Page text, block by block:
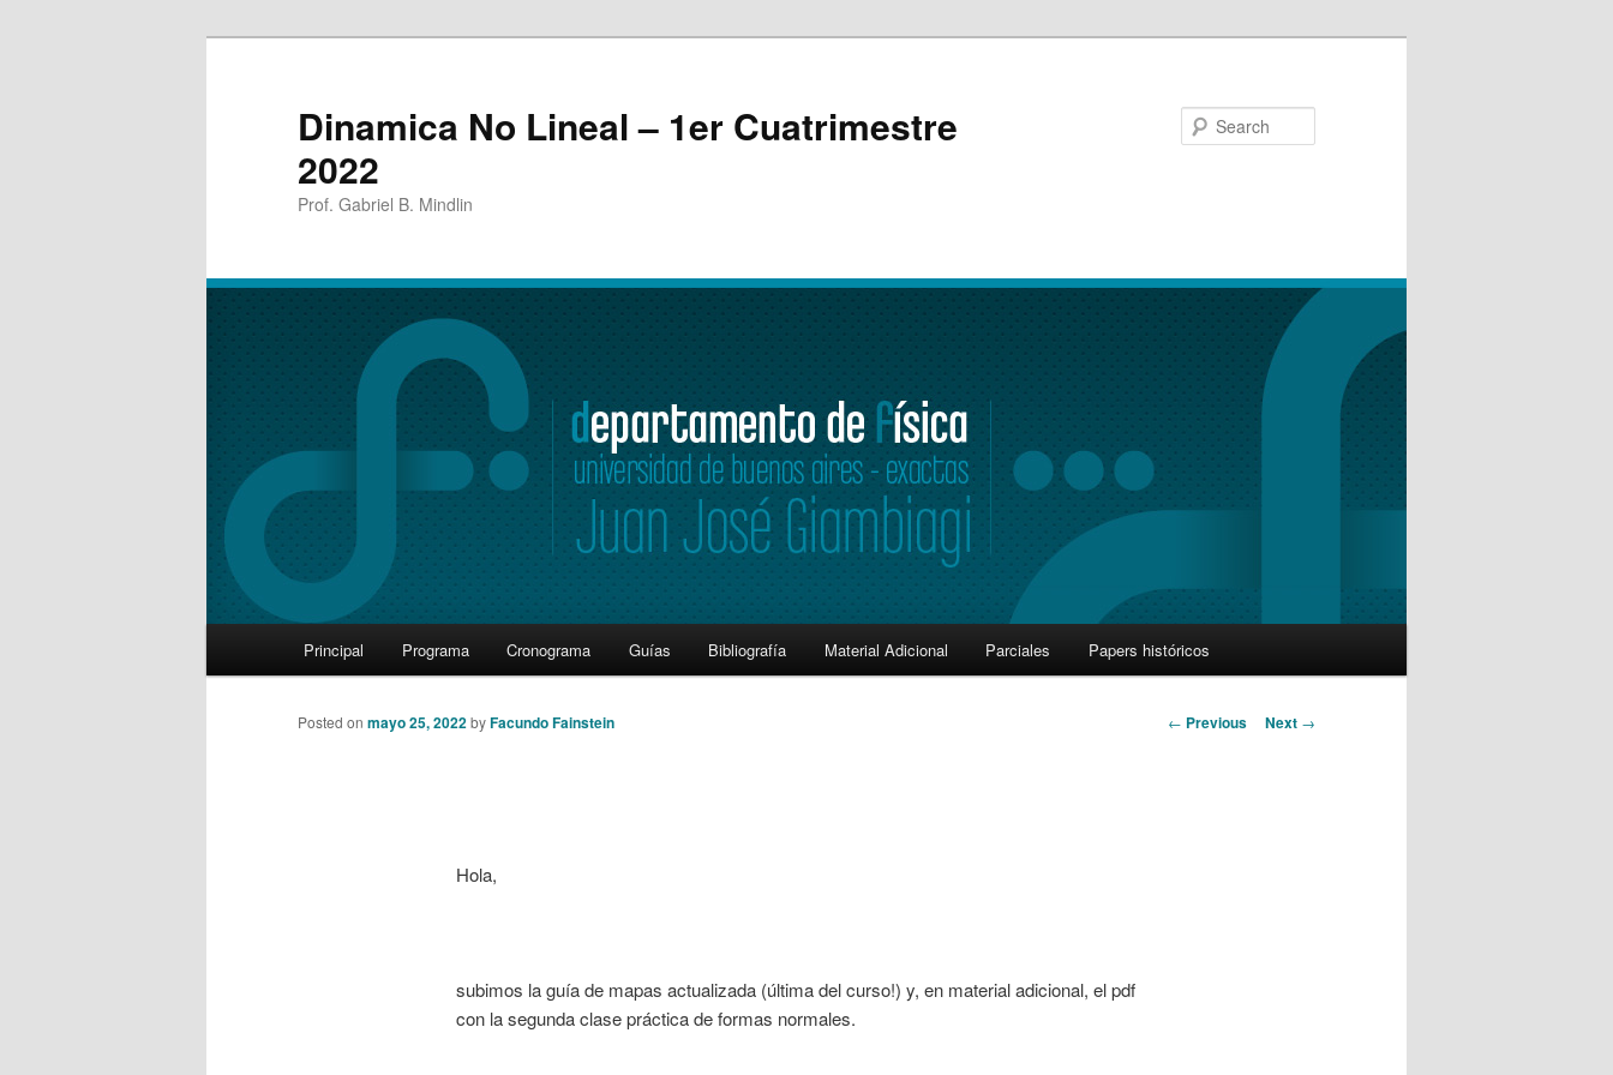
Dinamica No Lineal – 1er Cuatrimestre
2022
Prof. Gabriel B. Mindlin
Skip
to
Principal Programa Cronograma Guías Bibliografía Material Adicional Parciales Papers históricos
Post
← Previous Next →
Posted on mayo 25, 2022byFacundo Fainstein
Hola,
subimos la guía de mapas actualizada (última del curso!) y, en material adicional, el pdf
con la segunda clase práctica de formas normales.